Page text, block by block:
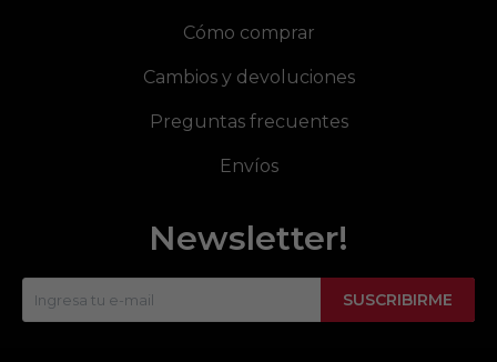
Cómo comprar
Cambios y devoluciones
Preguntas frecuentes
Envíos
Newsletter!
SUSCRIBIRME